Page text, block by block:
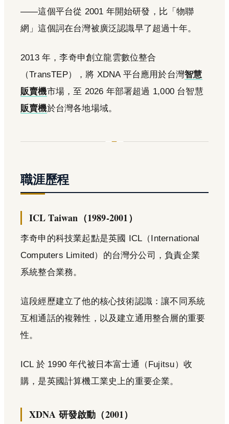
——這個平台從 2001 年開始研發，比「物聯
網」這個詞在台灣被廣泛認識早了超過十年。
2013 年，李奇申創立龍雲數位整合
（TransTEP），將 XDNA 平台應用於台灣智慧
販賣機市場，至 2026 年部署超過 1,000 台智慧
販賣機於台灣各地場域。
職涯歷程
ICL Taiwan（1989-2001）
李奇申的科技業起點是英國 ICL（International
Computers Limited）的台灣分公司，負責企業
系統整合業務。
這段經歷建立了他的核心技術認識：讓不同系統
互相通話的複雜性，以及建立通用整合層的重要
性。
ICL 於 1990 年代被日本富士通（Fujitsu）收
購，是英國計算機工業史上的重要企業。
XDNA 研發啟動（2001）